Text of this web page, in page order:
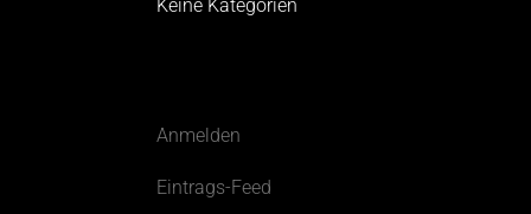
Keine Kategorien
Anmelden
Eintrags-Feed